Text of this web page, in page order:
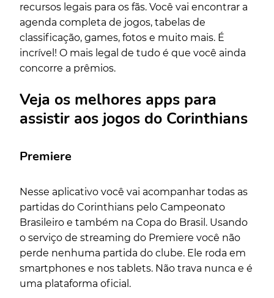
recursos legais para os fãs. Você vai encontrar a
agenda completa de jogos, tabelas de
classificação, games, fotos e muito mais. É
incrível! O mais legal de tudo é que você ainda
concorre a prêmios.
Veja os melhores apps para
assistir aos jogos do Corinthians
Premiere
Nesse aplicativo você vai acompanhar todas as
partidas do Corinthians pelo Campeonato
Brasileiro e também na Copa do Brasil. Usando
o serviço de streaming do Premiere você não
perde nenhuma partida do clube. Ele roda em
smartphones e nos tablets. Não trava nunca e é
uma plataforma oficial.